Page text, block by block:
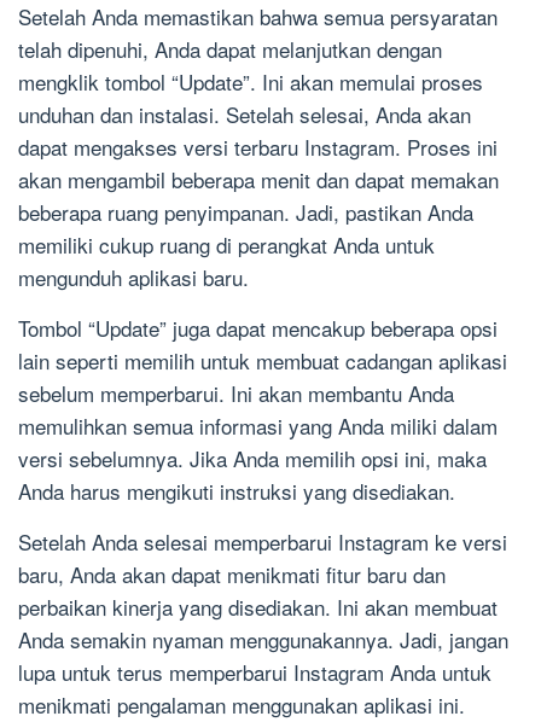
Setelah Anda memastikan bahwa semua persyaratan
telah dipenuhi, Anda dapat melanjutkan dengan
mengklik tombol “Update”. Ini akan memulai proses
unduhan dan instalasi. Setelah selesai, Anda akan
dapat mengakses versi terbaru Instagram. Proses ini
akan mengambil beberapa menit dan dapat memakan
beberapa ruang penyimpanan. Jadi, pastikan Anda
memiliki cukup ruang di perangkat Anda untuk
mengunduh aplikasi baru.
Tombol “Update” juga dapat mencakup beberapa opsi
lain seperti memilih untuk membuat cadangan aplikasi
sebelum memperbarui. Ini akan membantu Anda
memulihkan semua informasi yang Anda miliki dalam
versi sebelumnya. Jika Anda memilih opsi ini, maka
Anda harus mengikuti instruksi yang disediakan.
Setelah Anda selesai memperbarui Instagram ke versi
baru, Anda akan dapat menikmati fitur baru dan
perbaikan kinerja yang disediakan. Ini akan membuat
Anda semakin nyaman menggunakannya. Jadi, jangan
lupa untuk terus memperbarui Instagram Anda untuk
menikmati pengalaman menggunakan aplikasi ini.